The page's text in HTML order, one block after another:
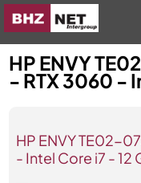
HP ENVY
- RTX 3060 -
HP ENVY TE02-
- Intel Core i7 - 12